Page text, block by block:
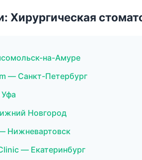
Хирургическая
на-Амуре
— Санкт-Петербург
Новгород
Нижневартовск
— Екатеринбург